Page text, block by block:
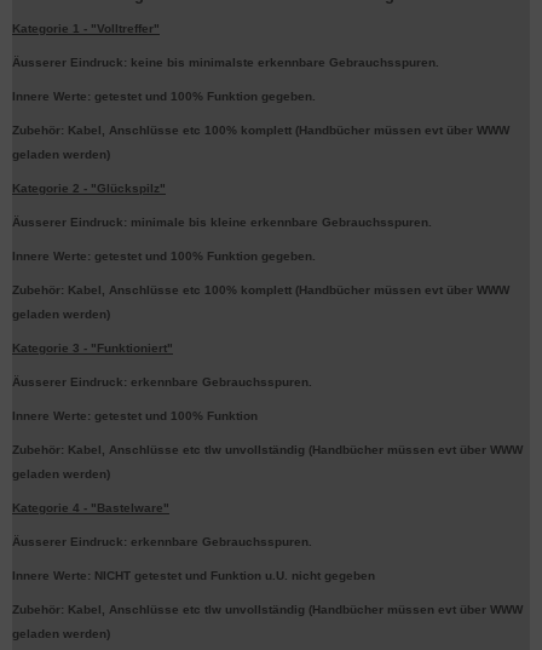
Kategorie 1 - "Volltreffer"
Äusserer Eindruck: keine bis minimalste erkennbare Gebrauchsspuren.
Innere Werte: getestet und 100% Funktion gegeben.
Zubehör: Kabel, Anschlüsse etc 100% komplett (Handbücher müssen evt über WWW
geladen werden)
Kategorie 2 - "Glückspilz"
Äusserer Eindruck: minimale bis kleine erkennbare Gebrauchsspuren.
Innere Werte: getestet und 100% Funktion gegeben.
Zubehör: Kabel, Anschlüsse etc 100% komplett (Handbücher müssen evt über WWW
geladen werden)
Kategorie 3 - "Funktioniert"
Äusserer Eindruck: erkennbare Gebrauchsspuren.
Innere Werte: getestet und 100% Funktion
Zubehör: Kabel, Anschlüsse etc tlw unvollständig (Handbücher müssen evt über WWW
geladen werden)
Kategorie 4 - "Bastelware"
Äusserer Eindruck: erkennbare Gebrauchsspuren.
Innere Werte: NICHT getestet und Funktion u.U. nicht gegeben
Zubehör: Kabel, Anschlüsse etc tlw unvollständig (Handbücher müssen evt über WWW
geladen werden)